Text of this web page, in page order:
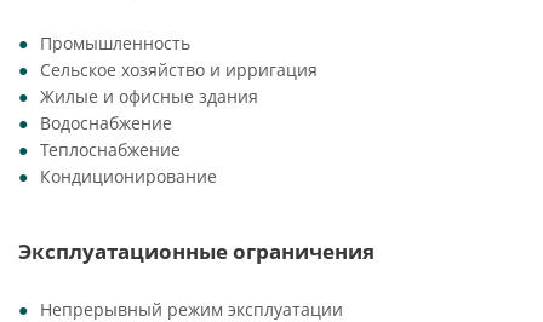
Промышленность
Сельское хозяйство и ирригация
Жилые и офисные здания
Водоснабжение
Теплоснабжение
Кондиционирование
Эксплуатационные ограничения
Непрерывный режим эксплуатации